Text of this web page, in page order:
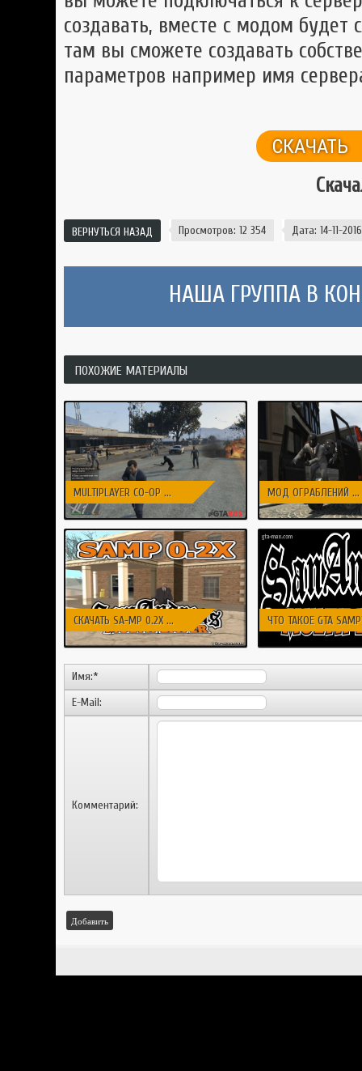
создавать, вместе с модом
там вы сможете создавать
параметров например имя
ВЕРНУТЬСЯ НАЗАД Просмотров: 12 354 Дата: 14-11-
НАША ГРУППА В
ПОХОЖИЕ МАТЕРИАЛЫ
MULTIPLAYER CO-OP ... МОД ОГРАБЛЕНИЙ ...
СКАЧАТЬ SA-MP 0.2X ... ЧТО ТАКОЕ GTA
Имя:*
E-Mail:
Комментарий:
Добавить